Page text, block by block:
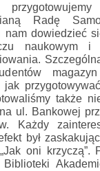
Radę
dowiedzieć
naukowym i
także
ul. Bankowej
Każdy
był
oni krzyczą”.